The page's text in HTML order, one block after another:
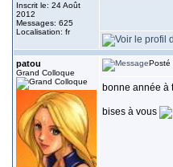
Inscrit le: 24 Août
2012
Messages: 625
Localisation: fr
patou
Grand Colloque
Posté
bonne année à
bises à vous